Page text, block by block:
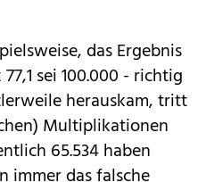
das Ergebnis
sei 100.000 - richtig
herauskam, tritt
Multiplikationen
65.534 haben
immer das falsche